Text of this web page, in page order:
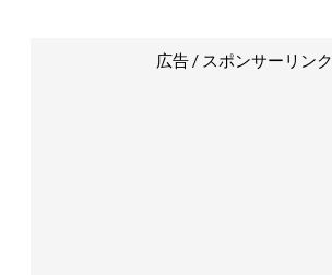
広告 / スポンサーリンク